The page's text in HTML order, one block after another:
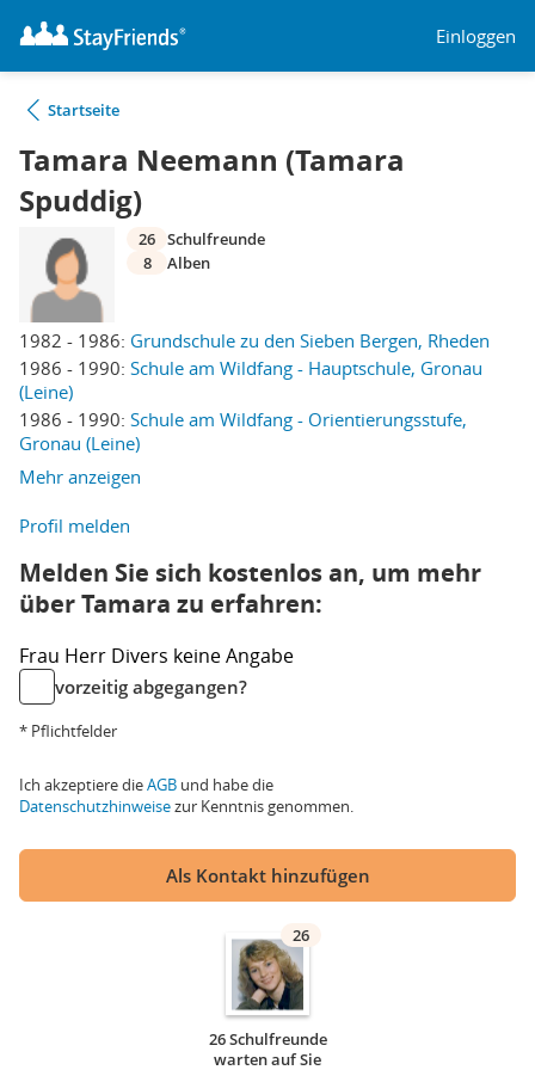
Einloggen
Startseite
Tamara Neemann (Tamara
Spuddig)
1982 - 1986: Grundschule zu den Sieben Bergen, Rheden
1986 - 1990: Schule am Wildfang - Hauptschule, Gronau
(Leine)
1986 - 1990: Schule am Wildfang - Orientierungsstufe,
Gronau (Leine)
Mehr anzeigen
26 Schulfreunde
8
Alben
Profil melden
Melden Sie sich kostenlos an, um mehr
über Tamara zu erfahren:
Frau Herr Divers keine Angabe
vorzeitig abgegangen?
* Pflichtfelder
Ich akzeptiere dieAGB und habe die
Datenschutzhinweisezur Kenntnis genommen.
Als Kontakt hinzufügen
26
26 Schulfreunde
warten auf Sie